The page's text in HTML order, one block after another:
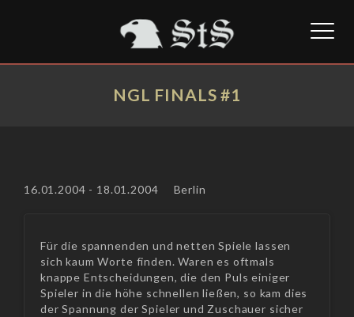
NGL FINALS #1
16.01.2004 - 18.01.2004 Berlin
Für die spannenden und netten Spiele lassen
sich kaum Worte finden. Waren es oftmals
knappe Entscheidungen, die den Puls einiger
Spieler in die höhe schnellen ließen, so kam dies
der Spannung der Spieler und Zuschauer sicher